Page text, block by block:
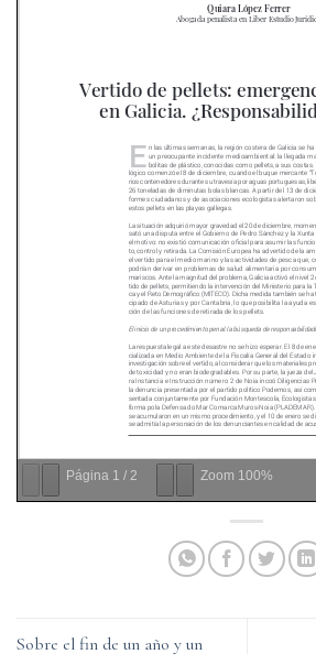
Página 1 / 2 Zoom 100%
Sobre el fin de un año y un